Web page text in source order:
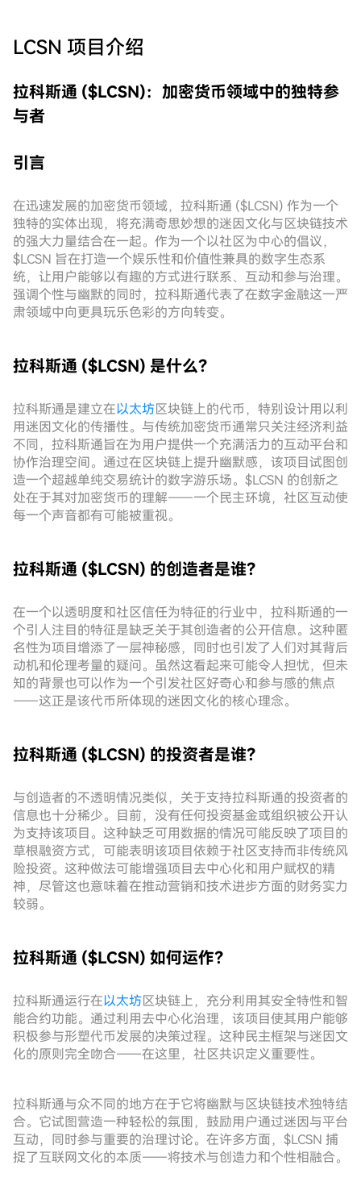
LCSN 项目介绍
拉科斯通 ($LCSN)：加密货币领域中的独特参
与者
引言
在迅速发展的加密货币领域，拉科斯通 ($LCSN) 作为一个
独特的实体出现，将充满奇思妙想的迷因文化与区块链技术
的强大力量结合在一起。作为一个以社区为中心的倡议，
$LCSN 旨在打造一个娱乐性和价值性兼具的数字生态系
统，让用户能够以有趣的方式进行联系、互动和参与治理。
强调个性与幽默的同时，拉科斯通代表了在数字金融这一严
肃领域中向更具玩乐色彩的方向转变。
拉科斯通 ($LCSN) 是什么？
拉科斯通是建立在以太坊区块链上的代币，特别设计用以利
用迷因文化的传播性。与传统加密货币通常只关注经济利益
不同，拉科斯通旨在为用户提供一个充满活力的互动平台和
协作治理空间。通过在区块链上提升幽默感，该项目试图创
造一个超越单纯交易统计的数字游乐场。$LCSN 的创新之
处在于其对加密货币的理解——一个民主环境，社区互动使
每一个声音都有可能被重视。
拉科斯通 ($LCSN) 的创造者是谁？
在一个以透明度和社区信任为特征的行业中，拉科斯通的一
个引人注目的特征是缺乏关于其创造者的公开信息。这种匿
名性为项目增添了一层神秘感，同时也引发了人们对其背后
动机和伦理考量的疑问。虽然这看起来可能令人担忧，但未
知的背景也可以作为一个引发社区好奇心和参与感的焦点
——这正是该代币所体现的迷因文化的核心理念。
拉科斯通 ($LCSN) 的投资者是谁？
与创造者的不透明情况类似，关于支持拉科斯通的投资者的
信息也十分稀少。目前，没有任何投资基金或组织被公开认
为支持该项目。这种缺乏可用数据的情况可能反映了项目的
草根融资方式，可能表明该项目依赖于社区支持而非传统风
险投资。这种做法可能增强项目去中心化和用户赋权的精
神，尽管这也意味着在推动营销和技术进步方面的财务实力
较弱。
拉科斯通 ($LCSN) 如何运作？
拉科斯通运行在以太坊区块链上，充分利用其安全特性和智
能合约功能。通过利用去中心化治理，该项目使其用户能够
积极参与形塑代币发展的决策过程。这种民主框架与迷因文
化的原则完全吻合——在这里，社区共识定义重要性。
拉科斯通与众不同的地方在于它将幽默与区块链技术独特结
合。它试图营造一种轻松的氛围，鼓励用户通过迷因与平台
互动，同时参与重要的治理讨论。在许多方面，$LCSN 捕
捉了互联网文化的本质——将技术与创造力和个性相融合。